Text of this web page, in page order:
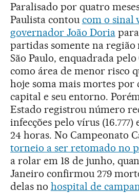
Paralisado por quatro
Paulista contou com o sinal
governador João Doria
partidas somente na
São Paulo, enquadrada
como área de menor risco
hoje soma mais mortes por
capital e seu entorno.
Estado registrou número
infecções pelo vírus (16.777)
24 horas. No Campeonato
torneio a ser retomado no
a rolar em 18 de junho,
Janeiro confirmou 279
delas no hospital de